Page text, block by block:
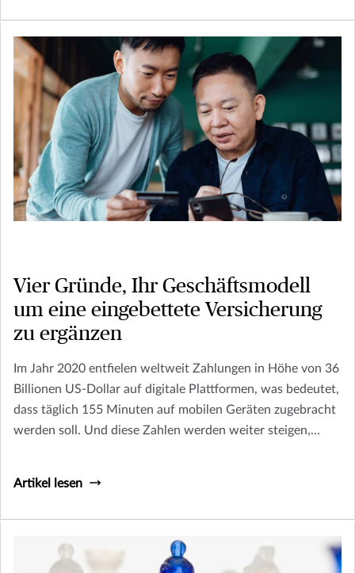
Vier Gründe, Ihr Geschäftsmodell
um eine eingebettete Versicherung
zu ergänzen
Im Jahr 2020 entfielen weltweit Zahlungen in Höhe von 36
Billionen US-Dollar auf digitale Plattformen, was bedeutet,
dass täglich 155 Minuten auf mobilen Geräten zugebracht
werden soll. Und diese Zahlen werden weiter steigen,
Artikel lesen